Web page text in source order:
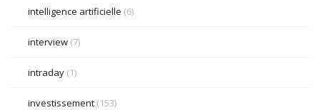
intelligence artificielle (6)
interview (7)
intraday (1)
investissement (153)